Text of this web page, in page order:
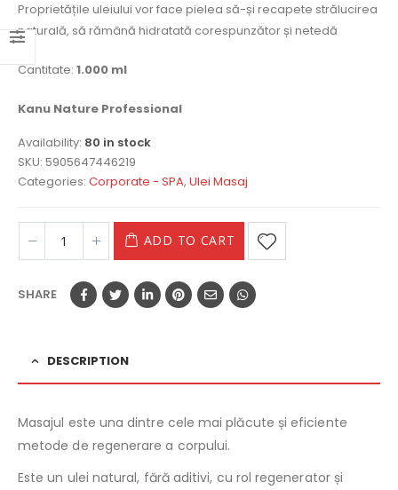
Proprietățile uleiului vor face pielea să-și recapete strălucirea
naturală, să rămână hidratată corespunzător și netedă
Cantitate: 1.000 ml
Kanu Nature Professional
Availability: 80 in stock
SKU: 5905647446219
Categories: Corporate - SPA, Ulei Masaj
ADD TO CART
SHARE
DESCRIPTION
Masajul este una dintre cele mai plăcute și eficiente
metode de regenerare a corpului.
Este un ulei natural, fără aditivi, cu rol regenerator și